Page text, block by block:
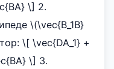
\] 2.
\(\vec{B_1B}
\[ \vec{DA_1} +
\] 3.